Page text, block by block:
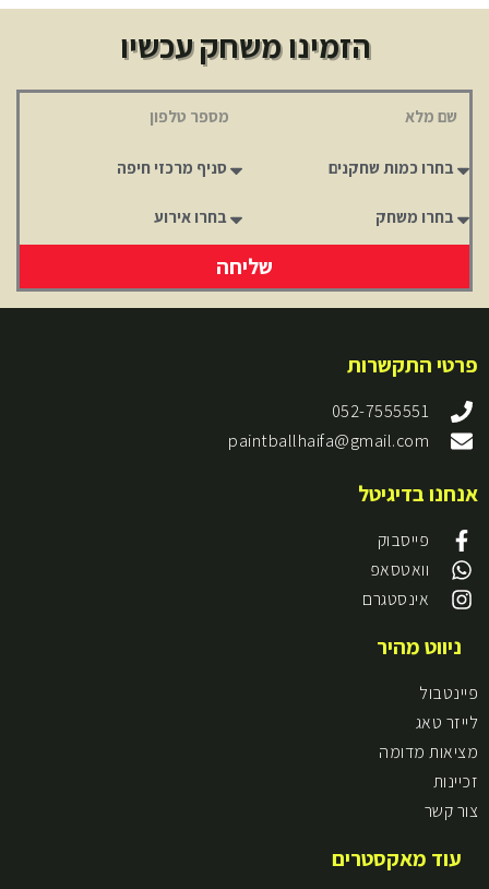
הזמינו משחק עכשיו
מספר
שחקנים
איזור
בארץ
סוג
המשחק
סוג
האירוע
שליחה
פרטי התקשרות
052-7555551
paintballhaifa@gmail.com
אנחנו בדיגיטל
פייסבוק
וואטסאפ
אינסטגרם
ניווט מהיר
פיינטבול
לייזר טאג
מציאות מדומה
זכיינות
צור קשר
עוד מאקסטרים